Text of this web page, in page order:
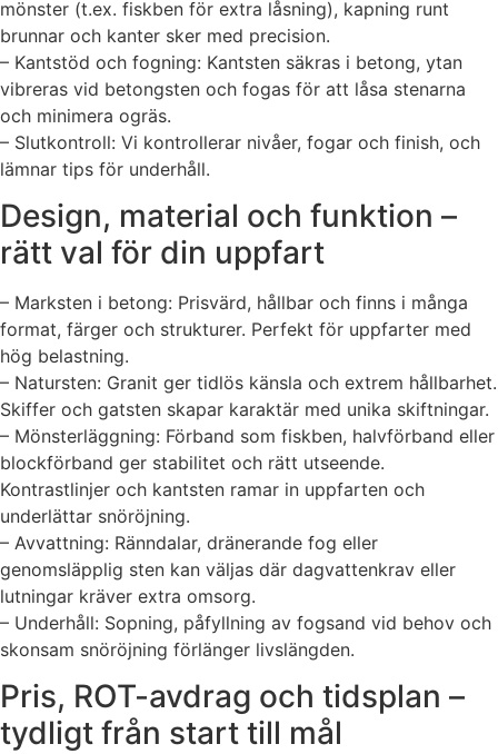
mönster (t.ex. fiskben för extra låsning), kapning runt
brunnar och kanter sker med precision.
– Kantstöd och fogning: Kantsten säkras i betong, ytan
vibreras vid betongsten och fogas för att låsa stenarna
och minimera ogräs.
– Slutkontroll: Vi kontrollerar nivåer, fogar och finish, och
lämnar tips för underhåll.
Design, material och funktion –
rätt val för din uppfart
– Marksten i betong: Prisvärd, hållbar och finns i många
format, färger och strukturer. Perfekt för uppfarter med
hög belastning.
– Natursten: Granit ger tidlös känsla och extrem hållbarhet.
Skiffer och gatsten skapar karaktär med unika skiftningar.
– Mönsterläggning: Förband som fiskben, halvförband eller
blockförband ger stabilitet och rätt utseende.
Kontrastlinjer och kantsten ramar in uppfarten och
underlättar snöröjning.
– Avvattning: Ränndalar, dränerande fog eller
genomsläpplig sten kan väljas där dagvattenkrav eller
lutningar kräver extra omsorg.
– Underhåll: Sopning, påfyllning av fogsand vid behov och
skonsam snöröjning förlänger livslängden.
Pris, ROT-avdrag och tidsplan –
tydligt från start till mål